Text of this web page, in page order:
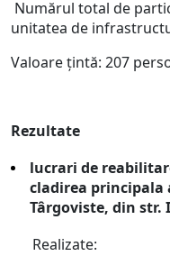
Numărul total de
unitatea de
Valoare țintă: 207
Rezultate
lucrari de
cladirea principala
Târgoviste, din str.
Realizate: